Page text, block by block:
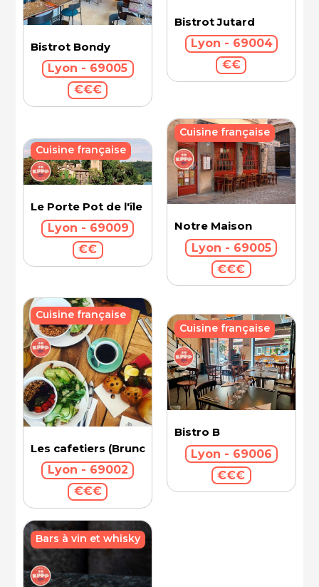
Bistrot Bondy
Lyon - 69005
€€€
Bistrot Jutard
Lyon - 69004
€€
Le Porte Pot de l'île Barbe
Lyon - 69009
€€
Cuisine française
Notre Maison
Lyon - 69005
€€€
Cuisine française
Les cafetiers (Brunch)
Lyon - 69002
€€€
Cuisine française
Bistro B
Lyon - 69006
€€€
Cuisine française
Bars à vin et whisky